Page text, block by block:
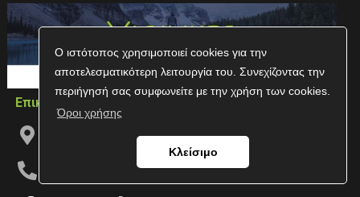
Ο ιστότοπος χρησιμοποιεί cookies για την
αποτελεσματικότερη λειτουργία του. Συνεχίζοντας την
περιήγησή σας συμφωνείτε με την χρήση των cookies.
Όροι χρήσης
Κλείσιμο
Επικοινωνία
Δωδεκανήσου 10Α, Τ.Κ. 54626, Θεσσαλονίκη